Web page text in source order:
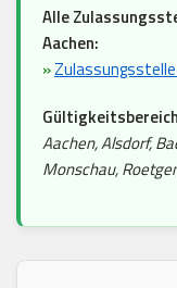
Alle
Aachen:
»
Aachen, Alsdorf,
Monschau,